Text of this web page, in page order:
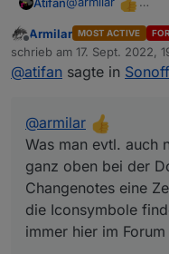
oben bei der
Zeile mit dem
Dann muss man
Also z.B. so:
// Icons unter:
https://
Offline
Armilar MOST ACTIVE
schrieb am 17. Sept. 2022,
zuletzt editiert von Armilar
@atifan sagte in
@armilar
Was man evtl. auch
ganz oben bei der
Changenotes eine
die Iconsymbole
immer hier im